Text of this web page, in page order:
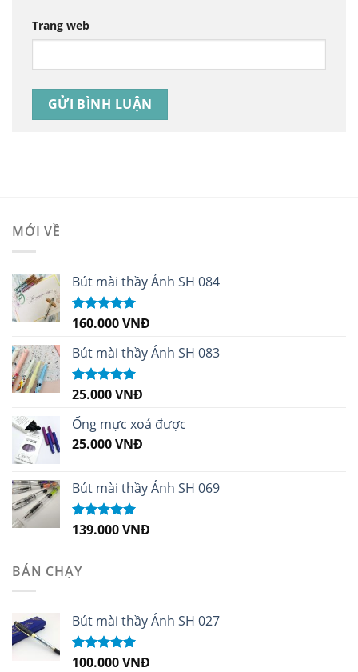
Trang web
MỚI VỀ
Bút mài thầy Ánh SH 084
Được xếp
sao
160.000VNĐ
Bút mài thầy Ánh SH 083
Được xếp
sao
25.000VNĐ
Ống mực xoá được
25.000VNĐ
Bút mài thầy Ánh SH 069
Được xếp
139.000VNĐ
BÁN CHẠY
Bút mài thầy Ánh SH 027
Được xếp
100.000VNĐ